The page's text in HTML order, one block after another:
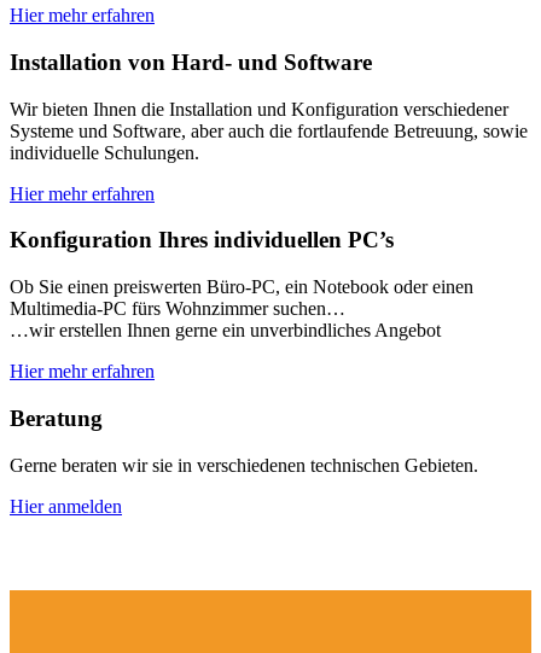
Hier mehr erfahren
Installation von Hard- und Software
Wir bieten Ihnen die Installation und Konfiguration verschiedener
Systeme und Software, aber auch die fortlaufende Betreuung, sowie
individuelle Schulungen.
Hier mehr erfahren
Konfiguration Ihres individuellen PC’s
Ob Sie einen preiswerten Büro-PC, ein Notebook oder einen
Multimedia-PC fürs Wohnzimmer suchen…
…wir erstellen Ihnen gerne ein unverbindliches Angebot
Hier mehr erfahren
Beratung
Gerne beraten wir sie in verschiedenen technischen Gebieten.
Hier anmelden